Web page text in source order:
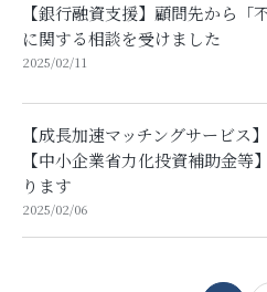
【銀行融資支援】顧問先から「
に関する相談を受けました
2025/02/11
【成長加速マッチングサービス
【中小企業省力化投資補助金等
ります
2025/02/06